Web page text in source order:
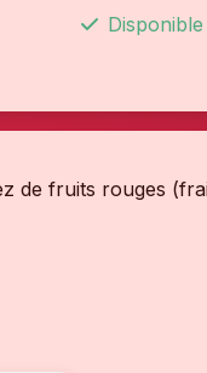
Disponible
de fruits rouges